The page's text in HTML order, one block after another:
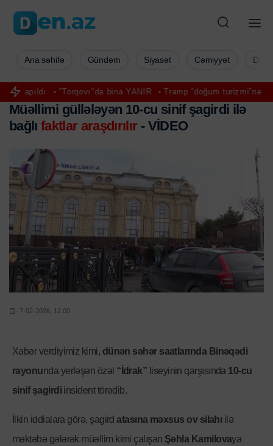
"Torqovı"da bina YANIR Tramp “doğum turizmi”nə qadağa
Ana səhifə Gündəm Siyasət Cəmiyyət
Müəllimi güllələyən 10-cu sinif şagirdi ilə
bağlıfaktlar araşdırılır - VİDEO
7-02-2026, 12:00
Xəbər verdiyimiz kimi, dünən səhər saatlarında Binəqədi
rayonunda yerləşən özəl “İdrak” liseyinin qarşısında 10-cu
sinif şagirdiinsident törədib.
İlkin iddialara görə, şagirdatasına məxsus ov silahı ilə
məktəbə gələrək müəllim kimi çalışan Şəhla Kamilovaya